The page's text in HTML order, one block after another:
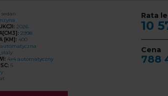
sedan
2026
2998
[KM]: 400
automatyczna
4x4 automatyczny
5
Rata
10
Cena
788